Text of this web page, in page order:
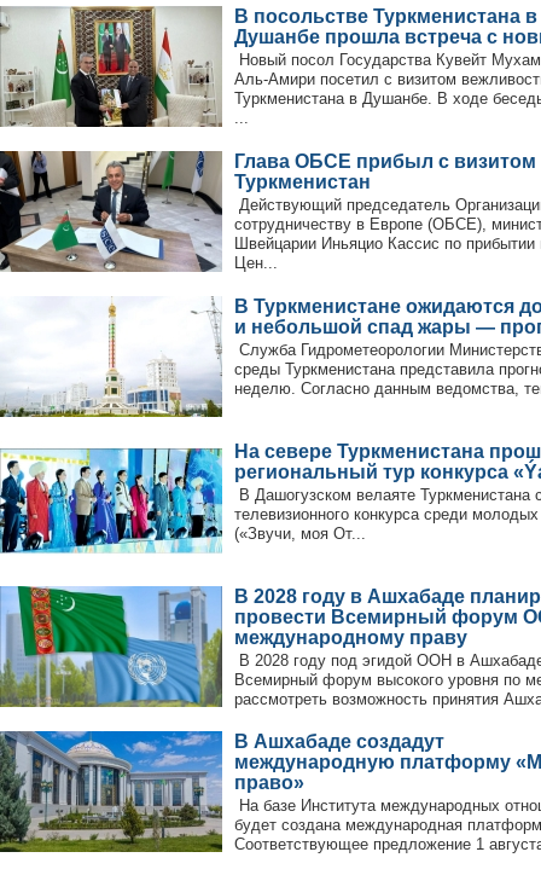
В посольстве Туркменистана в
Душанбе прошла встреча с
Новый посол Государства Кувейт
Аль-Амири посетил с визитом
Туркменистана в Душанбе. В ходе
...
Глава ОБСЕ прибыл с визитом
Туркменистан
Действующий председатель
сотрудничеству в Европе (ОБСЕ),
Швейцарии Иньяцио Кассис по прибытии
Цен...
В Туркменистане ожидаются
и небольшой спад жары —
Служба Гидрометеорологии
среды Туркменистана представила
неделю. Согласно данным ведомства,
На севере Туркменистана
региональный тур конкурса
В Дашогузском велаяте Туркменистана
телевизионного конкурса среди
(«Звучи, моя От...
В 2028 году в Ашхабаде
провести Всемирный форум
международному праву
В 2028 году под эгидой ООН в
Всемирный форум высокого уровня по
рассмотреть возможность принятия
В Ашхабаде создадут
международную платформу
право»
На базе Института международных
будет создана международная
Соответствующее предложение 1